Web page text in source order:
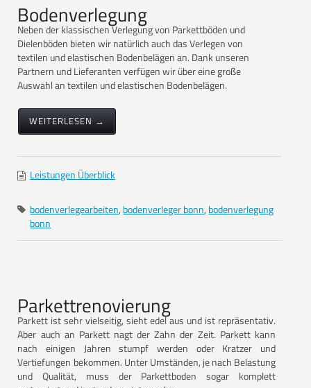
Bodenverlegung
Neben der klassischen Verlegung von Parkettböden und
Dielenböden bieten wir natürlich auch das Verlegen von
textilen und elastischen Bodenbelägen an. Dank unseren
Partnern und Lieferanten verfügen wir über eine große
Auswahl an textilen und elastischen Bodenbelägen.
WEITERLESEN →
Leistungen Überblick
bodenverlegearbeiten, bodenverleger bonn, bodenverlegung
bonn
Parkettrenovierung
Parkett ist sehr vielseitig, sieht edel aus und ist repräsentativ.
Aber auch an Parkett nagt der Zahn der Zeit. Parkett kann
nach einigen Jahren stumpf werden oder Kratzer und
Vertiefungen bekommen. Unter Umständen, je nach Belastung
und Qualität, muss der Parkettboden sogar komplett